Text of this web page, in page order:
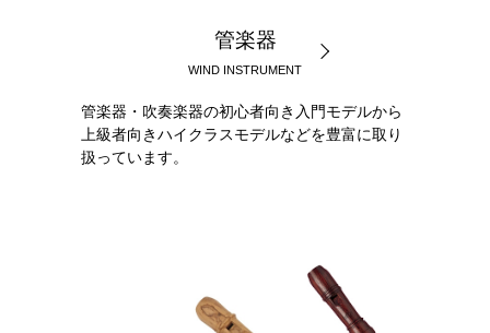
管楽器
WIND INSTRUMENT
管楽器・吹奏楽器の初心者向き入門モデルから
上級者向きハイクラスモデルなどを豊富に取り
扱っています。